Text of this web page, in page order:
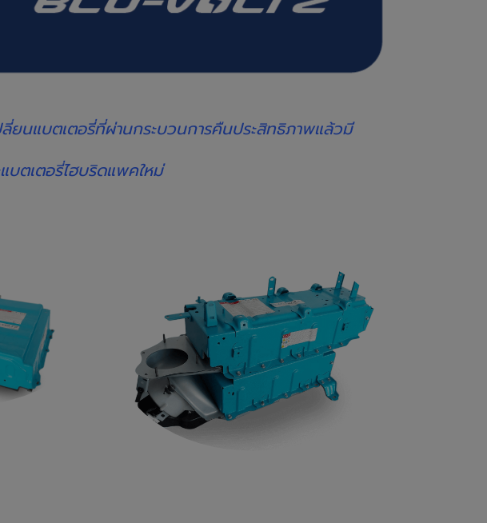
ยนแบตเตอรี่ที่ผ่านกระบวนการคืนประสิทธิภาพแล้วมี
บตเตอรี่ไฮบริดแพคใหม่